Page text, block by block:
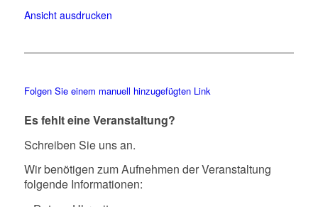
Ansichtausdrucken
Folgen Sie einem manuell hinzugefügten Link
Es fehlt eine Veranstaltung?
Schreiben Sie uns an.
Wir benötigen zum Aufnehmen der Veranstaltung
folgende Informationen: